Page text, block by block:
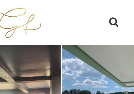
Página inicial